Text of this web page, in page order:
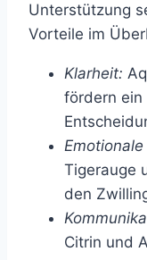
Unterstützung
Vorteile im
Klarheit:
fördern ein
Tigerauge
den
Citrin und